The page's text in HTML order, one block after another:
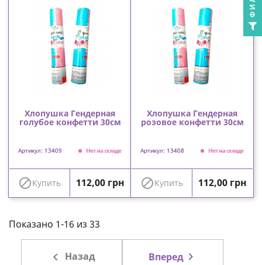
Хлопушка Гендерная
голубое конфетти 30см
Артикул: 13409 Нет на складе
Купить Цена
112,00 грн
Хлопушка Гендерная
розовое конфетти 30см
Артикул: 13408 Нет на складе
Купить Цена
112,00 грн
Показано 1-16 из 33
 Назад Вперед